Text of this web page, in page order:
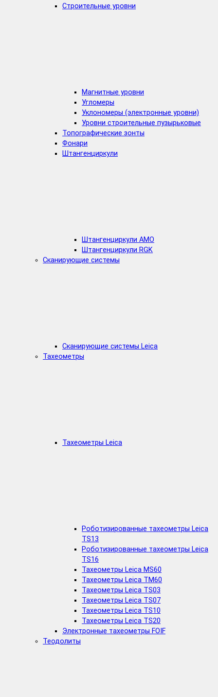
Строительные уровни
Магнитные уровни
Угломеры
Уклономеры (электронные уровни)
Уровни строительные пузырьковые
Топографические зонты
Фонари
Штангенциркули
Штангенциркули AMO
Штангенциркули RGK
Сканирующие системы
Сканирующие системы Leica
Тахеометры
Тахеометры Leica
Роботизированные тахеометры Leica
TS13
Роботизированные тахеометры Leica
TS16
Тахеометры Leica MS60
Тахеометры Leica TM60
Тахеометры Leica TS03
Тахеометры Leica TS07
Тахеометры Leica TS10
Тахеометры Leica TS20
Электронные тахеометры FOIF
Теодолиты